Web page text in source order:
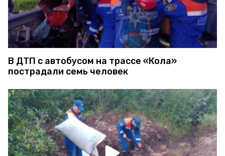
В ДТП с автобусом на трассе «Кола»
пострадали семь человек